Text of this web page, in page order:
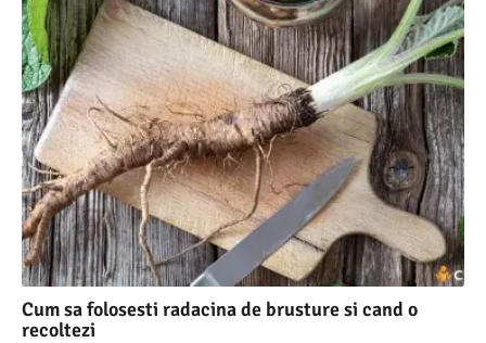
Cum sa folosesti radacina de brusture si cand o
recoltezi